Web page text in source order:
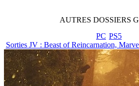
AUTRES DOSSIERS
PC PS5
Sorties JV : Beast of Reincarnation,